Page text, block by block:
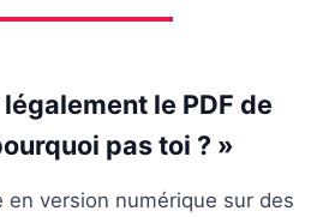
le PDF de
pas toi ? »
en version numérique sur des